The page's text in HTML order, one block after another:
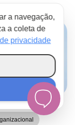
a navegação,
a coleta de
privacidade
gratuita.